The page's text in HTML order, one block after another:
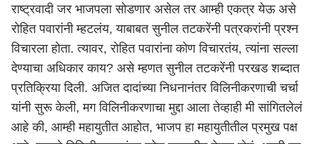
राष्ट्रवादी जर भाजपला सोडणार असेल तर आम्ही एकत्र येऊ असे
रोहित पवारांनी म्हटलंय, याबाबत सुनील तटकरेंनी पत्रकरांनी प्रश्न
विचारला होता. त्यावर, रोहित पवारांना कोण विचारतंय, त्यांना सल्ला
देण्याचा अधिकार काय? असे म्हणत सुनील तटकरेंनी परखड शब्दात
प्रतिक्रिया दिली. अजित दादांच्या निधनानंतर विलिनीकरणाची चर्चा
यांनी सुरू केली, मग विलिनीकरणाचा मुद्दा आला तेव्हाही मी सांगितलेलं
आहे की, आम्ही महायुतीत आहोत, भाजप हा महायुतीतील प्रमुख पक्ष